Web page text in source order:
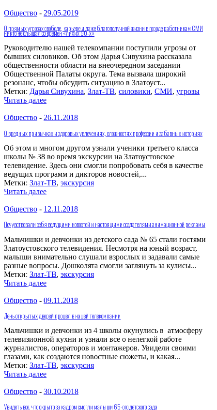
Общество - 29.05.2019
О прямых угрозах свободе, карьере и даже благополучной жизни в городе работникам СМИ
никто не слышал со времен «лихих 90-х»
Руководителю нашей телекомпании поступили угрозы от
бывших силовиков. Об этом Дарья Сивухина рассказала
общественности области на внеочередном заседании
Общественной Палаты округа. Тема вызвала широкий
резонанс, чтобы обсудить ситуацию в Златоуст...
Метки: Дарья Сивухина, Злат-ТВ, силовики, СМИ, угрозы
Читать далее
Общество - 26.11.2018
О вредных привычках и здоровых увлечениях, сложностях профессии и забавных историях
Об этом и многом другом узнали ученики третьего класса
школы № 38 во время экскурсии на Златоустовское
телевидение. Здесь они смогли попробовать себя в качестве
ведущих программ и дикторов новостей,...
Метки: Злат-ТВ, экскурсия
Читать далее
Общество - 12.11.2018
Почувствовали себя ведущими новостей и настоящими создателями анимационной рекламы
Мальчишки и девчонки из детского сада № 65 стали гостями
Златоустовского телевидения. Несмотря на юный возраст,
малыши внимательно слушали взрослых и задавали самые
разные вопросы. Дошколята смогли заглянуть за кулисы...
Метки: Злат-ТВ, экскурсия
Читать далее
Общество - 09.11.2018
День открытых дверей прошел в нашей телекомпании
Мальчишки и девчонки из 4 школы окунулись в атмосферу
телевизионной кухни и узнали все о нелегкой работе
журналистов, операторов и монтажеров. Увидели своими
глазами, как создаются новостные сюжеты, и какая...
Метки: Злат-ТВ, экскурсия
Читать далее
Общество - 30.10.2018
Увидеть все, что скрыто за кадром смогли малыши 65-ого детского сада